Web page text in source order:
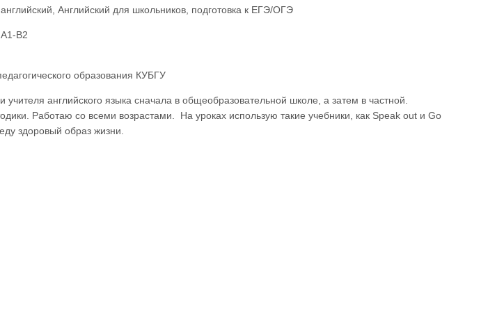
Английский для школьников, подготовка к ЕГЭ/ОГЭ
A1-B2
образования КУБГУ
английского языка сначала в общеобразовательной школе, а затем в частной.
Работаю со всеми возрастами. На уроках использую такие учебники, как Speak out и Go
здоровый образ жизни.